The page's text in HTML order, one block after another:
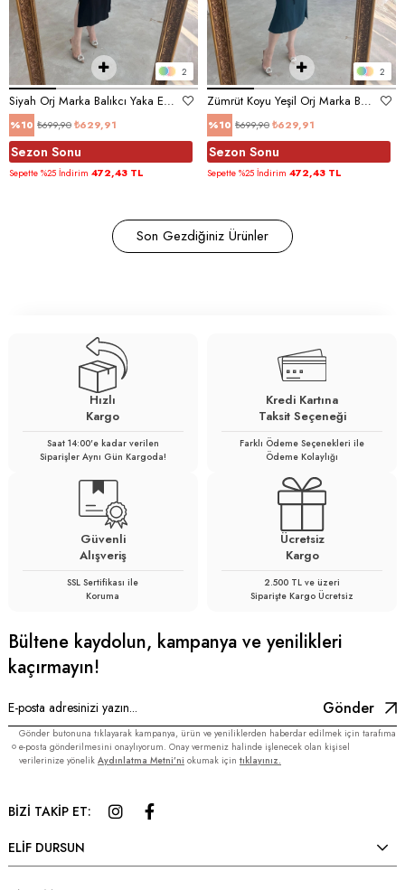
2
Siyah Orj Marka Balıkcı Yaka Elbise
%10 ₺629,91
₺699,90
Sezon Sonu
Sepette %25 İndirim 472,43 TL
2
Zümrüt Koyu Yeşil Orj Marka Balıkcı Yaka Elbise
%10 ₺629,91
₺699,90
Sezon Sonu
Sepette %25 İndirim 472,43 TL
Son Gezdiğiniz Ürünler
Hızlı
Kargo
Saat 14:00'e kadar verilen
Siparişler Aynı Gün Kargoda!
Kredi Kartına
Taksit Seçeneği
Farklı Ödeme Seçenekleri ile
Ödeme Kolaylığı
Güvenli
Alışveriş
SSL Sertifikası ile
Koruma
Ücretsiz
Kargo
2.500 TL ve üzeri
Siparişte Kargo Ücretsiz
Bültene kaydolun, kampanya ve yenilikleri
kaçırmayın!
Gönder
Gönder butonuna tıklayarak kampanya, ürün ve yeniliklerden haberdar edilmek için tarafıma
e-posta gönderilmesini onaylıyorum. Onay vermeniz halinde işlenecek olan kişisel
verilerinize yönelik Aydınlatma Metni’ni okumak için tıklayınız.
BİZİ TAKİP ET:
ELİF DURSUN